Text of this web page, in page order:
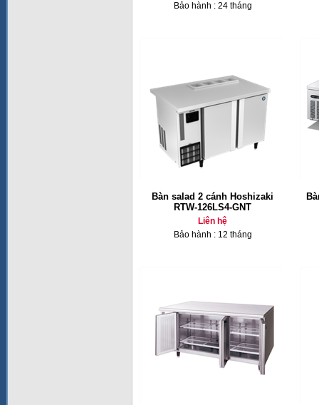
Bảo hành : 24 tháng
Bàn salad 2 cánh Hoshizaki
RTW-126LS4-GNT
Liên hệ
Bảo hành : 12 tháng